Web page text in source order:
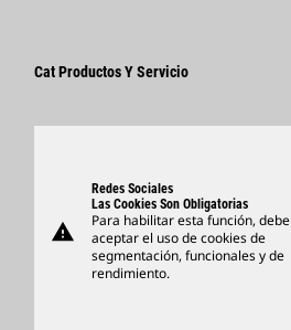
Innovación
Proveedores
Cat Productos Y Servicio
Support
Artículos
Encontrar Un Distribuidor
warning
Redes Sociales
Las Cookies Son Obligatorias
Para habilitar esta función, debe
aceptar el uso de cookies de
segmentación, funcionales y de
rendimiento.